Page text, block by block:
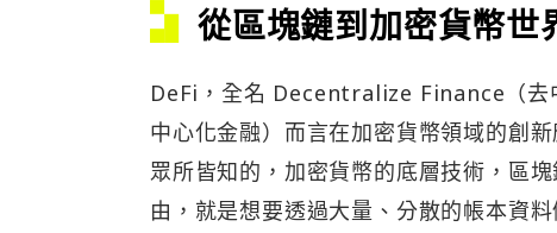
從區塊鏈到加密貨幣世
DeFi，全名 Decentralize Finance（去
中心化金融）而言在加密貨幣領域的創新
眾所皆知的，加密貨幣的底層技術，區
由，就是想要透過大量、分散的帳本資